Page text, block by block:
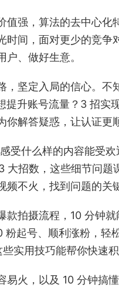
强，算法的去中心化
时间，面对更少的竞争
、做好生意。
坚定入局的信心。不
升账号流量？3 招实
解答疑惑，让认证更
受什么样的内容能受
大招数，这些细节问题
不火，找到问题的关
拍摄流程，10 分钟
起号、顺利涨粉，轻
实用技巧能帮你快速积
火，以及 10 分钟搞